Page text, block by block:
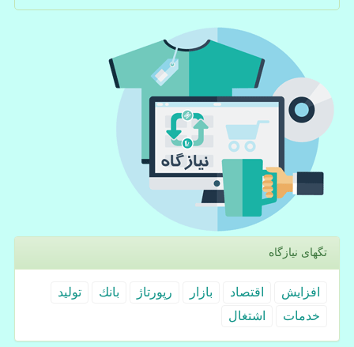
تگهای نیازگاه
افزایش اقتصاد بازار رپورتاژ بانك
تولید
خدمات
اشتغال